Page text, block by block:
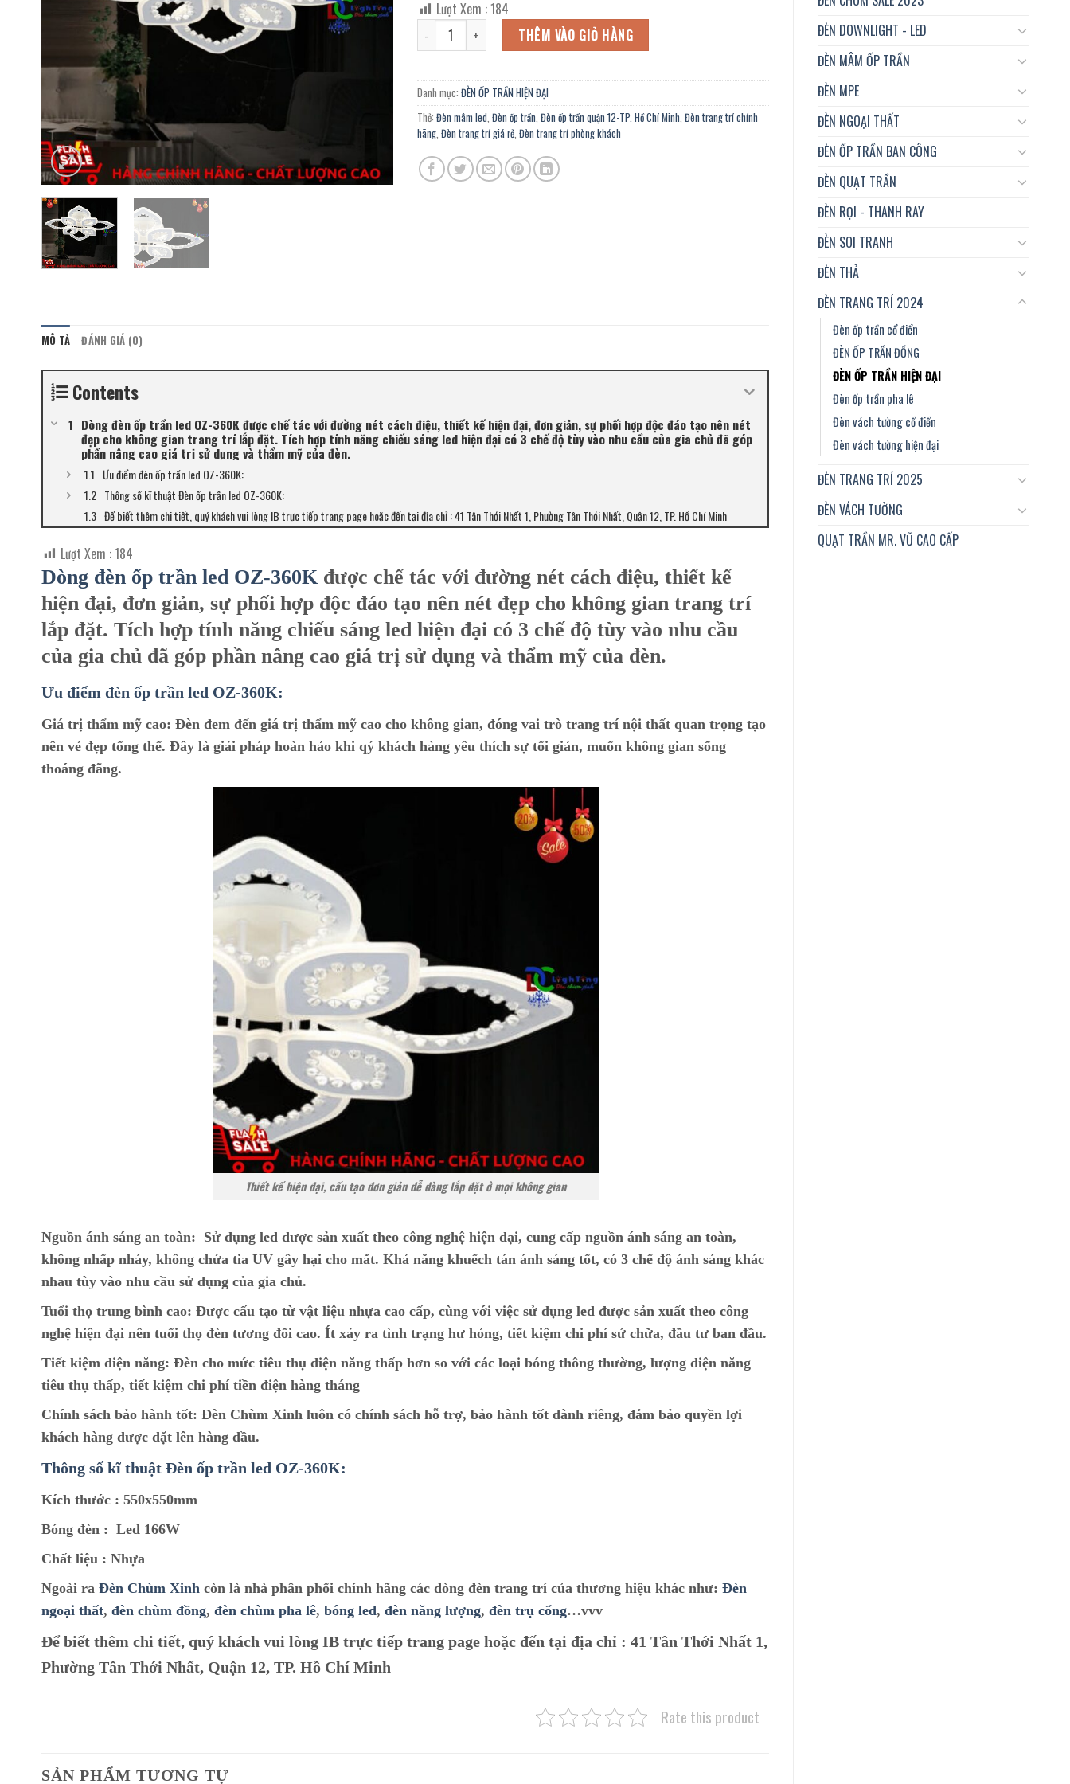
ĐÈN DOWNLIGHT - LED
ĐÈN MÂM ỐP TRẦN
ĐÈN MPE
ĐÈN NGOẠI THẤT
ĐÈN ỐP TRẦN BAN CÔNG
ĐÈN QUẠT TRẦN
ĐÈN RỌI - THANH RAY
ĐÈN SOI TRANH
ĐÈN THẢ
ĐÈN TRANG TRÍ 2024
Đèn ốp trần cổ điển
ĐÈN ỐP TRẦN ĐỒNG
ĐÈN ỐP TRẦN HIỆN ĐẠI
Đèn ốp trần pha lê
Đèn vách tường cổ điển
Đèn vách tường hiện đại
ĐÈN TRANG TRÍ 2025
ĐÈN VÁCH TƯỜNG
QUẠT TRẦN MR. VŨ CAO CẤP
là:
4.514.400 ₫.
tại
là:
2.483.000 ₫.
Lượt Xem :184
Đèn ốp trần led hiện đại OZ-360K chính hãng trang trí phòng khách, khu vui chơi, Homestay…vvv số lượng
THÊM VÀO GIỎ HÀNG
Danh mục: ĐÈN ỐP TRẦN HIỆN ĐẠI
Thẻ: Đèn mâm led Đèn ốp trần Đèn ốp trần quận 12-TP. Hồ Chí Minh Đèn trang trí chính
hãng Đèn trang trí giá rẻ Đèn trang trí phòng khách
MÔ TẢ ĐÁNH GIÁ (0)
Contents
Dòng đèn ốp trần led OZ-360K được chế tác với đường nét cách điệu, thiết kế hiện đại, đơn giản, sự phối hợp độc đáo tạo nên nét
đẹp cho không gian trang trí lắp đặt. Tích hợp tính năng chiếu sáng led hiện đại có 3 chế độ tùy vào nhu cầu của gia chủ đã góp
phần nâng cao giá trị sử dụng và thẩm mỹ của đèn.
Ưu điểm đèn ốp trần led OZ-360K:
Thông số kĩ thuật Đèn ốp trần led OZ-360K:
Để biết thêm chi tiết, quý khách vui lòng IB trực tiếp trang page hoặc đến tại địa chỉ : 41 Tân Thới Nhất 1, Phường Tân Thới Nhất, Quận 12, TP. Hồ Chí Minh
Lượt Xem :184
Dòng đèn ốp trần led OZ-360K được chế tác với đường nét cách điệu, thiết kế
hiện đại, đơn giản, sự phối hợp độc đáo tạo nên nét đẹp cho không gian trang trí
lắp đặt. Tích hợp tính năng chiếu sáng led hiện đại có 3 chế độ tùy vào nhu cầu
của gia chủ đã góp phần nâng cao giá trị sử dụng và thẩm mỹ của đèn.
Ưu điểm đèn ốp trần led OZ-360K:
Giá trị thẩm mỹ cao: Đèn đem đến giá trị thẩm mỹ cao cho không gian, đóng vai trò trang trí nội thất quan trọng tạo
nên vẻ đẹp tổng thể. Đây là giải pháp hoàn hảo khi qý khách hàng yêu thích sự tối giản, muốn không gian sống
thoáng đãng.
Thiết kế hiện đại, cấu tạo đơn giản dễ dàng lắp đặt ở mọi không gian
Nguồn ánh sáng an toàn: Sử dụng led được sản xuất theo công nghệ hiện đại, cung cấp nguồn ánh sáng an toàn,
không nhấp nháy, không chứa tia UV gây hại cho mắt. Khả năng khuếch tán ánh sáng tốt, có 3 chế độ ánh sáng khác
nhau tùy vào nhu cầu sử dụng của gia chủ.
Tuổi thọ trung bình cao: Được cấu tạo từ vật liệu nhựa cao cấp, cùng với việc sử dụng led được sản xuất theo công
nghệ hiện đại nên tuổi thọ đèn tương đối cao. Ít xảy ra tình trạng hư hỏng, tiết kiệm chi phí sử chữa, đầu tư ban đầu.
Tiết kiệm điện năng: Đèn cho mức tiêu thụ điện năng thấp hơn so với các loại bóng thông thường, lượng điện năng
tiêu thụ thấp, tiết kiệm chi phí tiền điện hàng tháng
Chính sách bảo hành tốt: Đèn Chùm Xinh luôn có chính sách hỗ trợ, bảo hành tốt dành riêng, đảm bảo quyền lợi
khách hàng được đặt lên hàng đầu.
Thông số kĩ thuật Đèn ốp trần led OZ-360K:
Kích thước : 550x550mm
Bóng đèn : Led 166W
Chất liệu : Nhựa
Ngoài ra Đèn Chùm Xinh còn là nhà phân phối chính hãng các dòng đèn trang trí của thương hiệu khác như: Đèn
ngoại thất, đèn chùm đồng, đèn chùm pha lê, bóng led, đèn năng lượng, đèn trụ cổng…vvv
Để biết thêm chi tiết, quý khách vui lòng IB trực tiếp trang page hoặc đến tại địa chỉ : 41 Tân Thới Nhất 1,
Phường Tân Thới Nhất, Quận 12, TP. Hồ Chí Minh
Rate this product
SẢN PHẨM TƯƠNG TỰ